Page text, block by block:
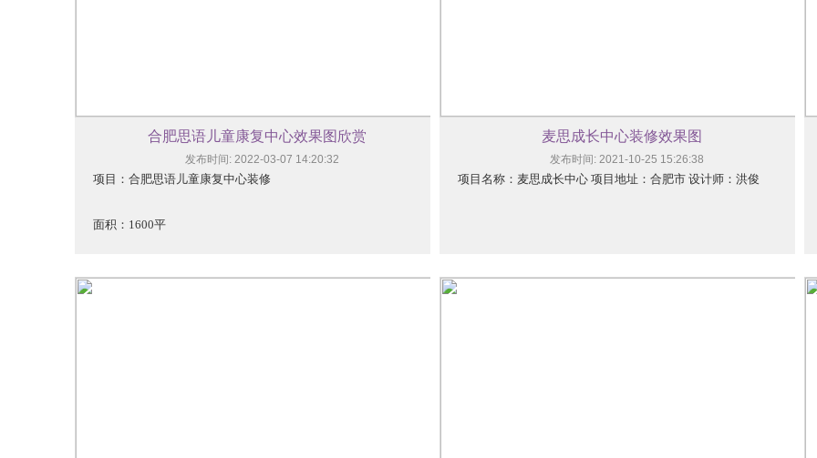
合肥思语儿童康复中心效果图欣赏
发布时间: 2022-03-07 14:20:32
项目：合肥思语儿童康复中心装修
面积：1600平
麦思成长中心装修效果图
发布时间: 2021-10-25 15:26:38
项目名称：麦思成长中心 项目地址：合肥市 设计师：洪俊